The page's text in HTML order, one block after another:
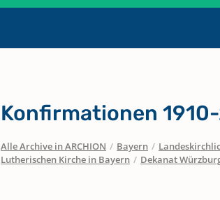
Konfirmationen
Alle Archive in ARCHION / Bayern /
Lutherischen Kirche in Bayern / Dekanat